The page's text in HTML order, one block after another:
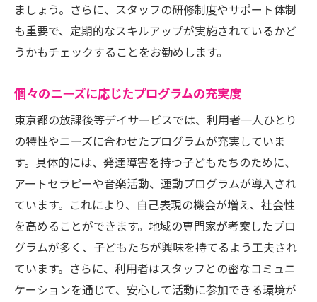
地域特性に応じた活動内容の提案
放課後等デイサービスで子どもの成長をサポー
トする方法
コミュニケーション能力を伸ばすための取
り組み
社会参加への意識を高めるプログラム
創造力を引き出すアート活動
感情表現を豊かにする音楽活動
体力向上を目的としたスポーツ活動
保護者が知っておくべき放課後等デイサービス
のサポート体制
保護者との定期的な面談の実施
ましょう。さらに、スタッフの研修制度やサポート体制
も重要で、定期的なスキルアップが実施されているかど
うかもチェックすることをお勧めします。
個々のニーズに応じたプログラムの充実度
東京都の放課後等デイサービスでは、利用者一人ひとり
の特性やニーズに合わせたプログラムが充実していま
す。具体的には、発達障害を持つ子どもたちのために、
アートセラピーや音楽活動、運動プログラムが導入され
ています。これにより、自己表現の機会が増え、社会性
を高めることができます。地域の専門家が考案したプロ
グラムが多く、子どもたちが興味を持てるよう工夫され
ています。さらに、利用者はスタッフとの密なコミュニ
ケーションを通じて、安心して活動に参加できる環境が